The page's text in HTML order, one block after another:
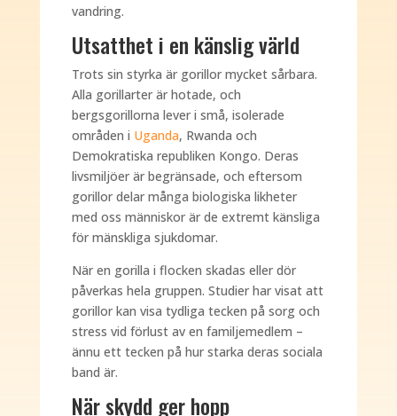
vandring.
Utsatthet i en känslig värld
Trots sin styrka är gorillor mycket sårbara.
Alla gorillarter är hotade, och
bergsgorillorna lever i små, isolerade
områden i Uganda, Rwanda och
Demokratiska republiken Kongo. Deras
livsmiljöer är begränsade, och eftersom
gorillor delar många biologiska likheter
med oss människor är de extremt känsliga
för mänskliga sjukdomar.
När en gorilla i flocken skadas eller dör
påverkas hela gruppen. Studier har visat att
gorillor kan visa tydliga tecken på sorg och
stress vid förlust av en familjemedlem –
ännu ett tecken på hur starka deras sociala
band är.
När skydd ger hopp